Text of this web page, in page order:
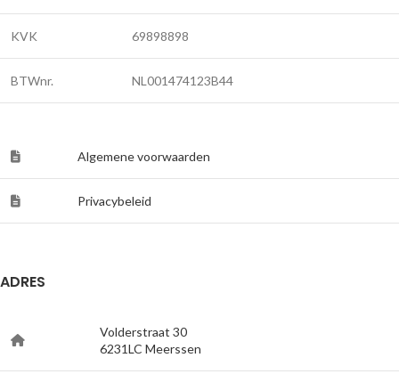
KVK 69898898
BTWnr. NL001474123B44
Algemene voorwaarden
Privacybeleid
ADRES
Volderstraat 30
6231LC Meerssen